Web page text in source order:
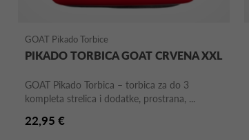
GOAT Pikado Torbice
PIKADO TORBICA GOAT CRVENA XXL
GOAT Pikado Torbica – torbica za do 3
kompleta strelica i dodatke, prostrana, ...
22,95 €